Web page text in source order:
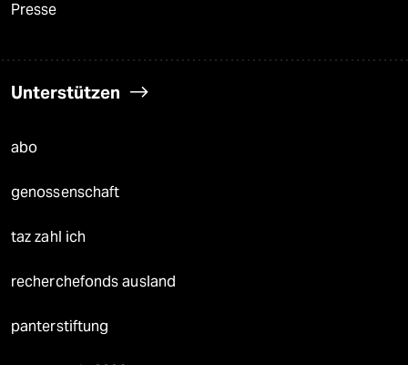
Presse
Unterstützen
abo
genossenschaft
taz zahl ich
recherchefonds ausland
panterstiftung